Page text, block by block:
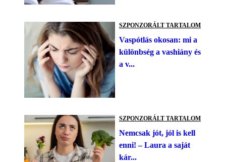
SZPONZORÁLT TARTALOM
Vaspótlás okosan: mi a
különbség a vashiány és
a v...
SZPONZORÁLT TARTALOM
Nemcsak jót, jól is kell
enni! – Laura a saját
kár...